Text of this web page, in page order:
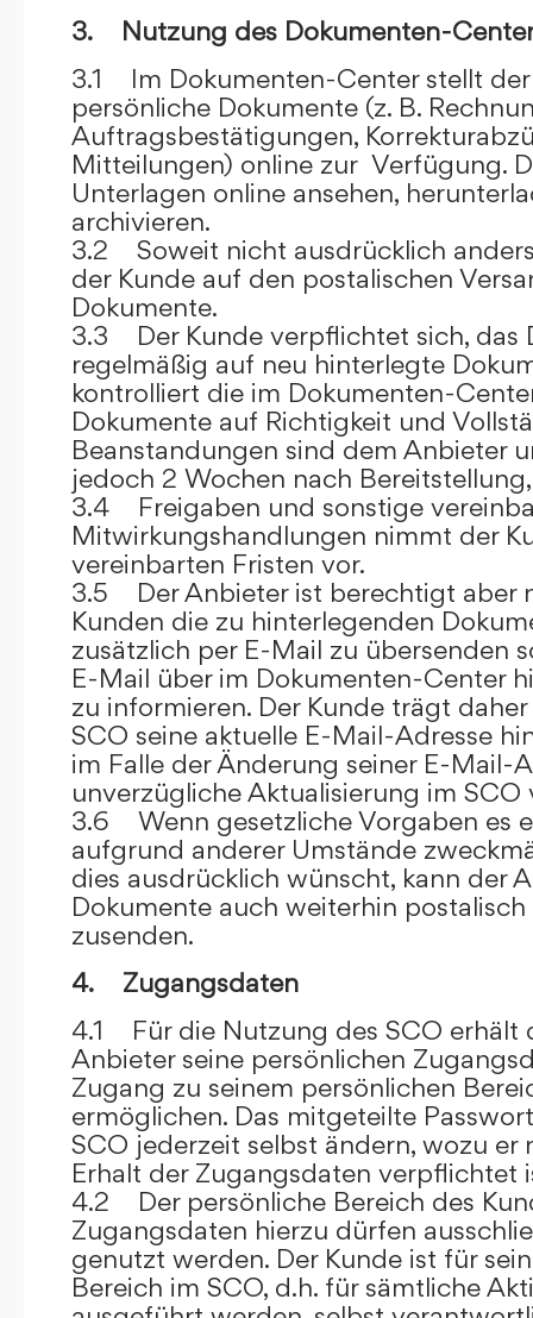
3. Nutzung des Dokumenten-
3.1 Im Dokumenten-Center stellt
persönliche Dokumente (z. B.
Auftragsbestätigungen,
Mitteilungen) online zur Verfügung.
Unterlagen online ansehen,
archivieren.
3.2 Soweit nicht ausdrücklich
der Kunde auf den postalischen
Dokumente.
3.3 Der Kunde verpflichtet sich, das
regelmäßig auf neu hinterlegte
kontrolliert die im Dokumenten-
Dokumente auf Richtigkeit und
Beanstandungen sind dem Anbieter
jedoch 2 Wochen nach
3.4 Freigaben und sonstige
Mitwirkungshandlungen nimmt der
vereinbarten Fristen vor.
3.5 Der Anbieter ist berechtigt aber
Kunden die zu hinterlegenden
zusätzlich per E-Mail zu übersenden
E-Mail über im Dokumenten-Center
zu informieren. Der Kunde trägt
SCO seine aktuelle E-Mail-Adresse
im Falle der Änderung seiner E-Mail-
unverzügliche Aktualisierung im SCO
3.6 Wenn gesetzliche Vorgaben es
aufgrund anderer Umstände
dies ausdrücklich wünscht, kann der
Dokumente auch weiterhin
zusenden.
4. Zugangsdaten
4.1 Für die Nutzung des SCO erhält
Anbieter seine persönlichen
Zugang zu seinem persönlichen
ermöglichen. Das mitgeteilte
SCO jederzeit selbst ändern, wozu er
Erhalt der Zugangsdaten verpflichtet
4.2 Der persönliche Bereich des
Zugangsdaten hierzu dürfen
genutzt werden. Der Kunde ist für
Bereich im SCO, d.h. für sämtliche